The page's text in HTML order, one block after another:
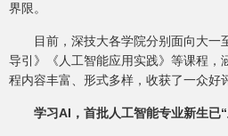
界限。
目前，深技大各学院分别面向大一
导引》《人工智能应用实践》等课程，
程内容丰富、形式多样，收获了一众好
学习AI，首批人工智能专业新生已